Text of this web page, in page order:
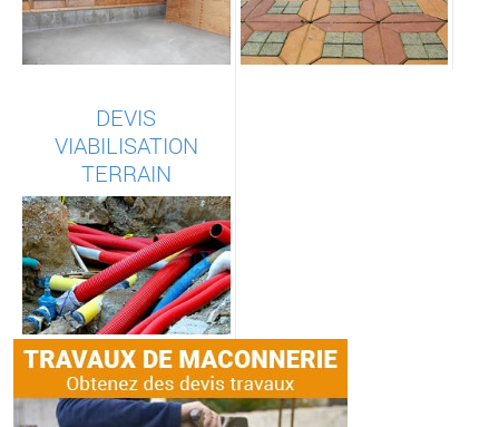
DEVIS
VIABILISATION
TERRAIN